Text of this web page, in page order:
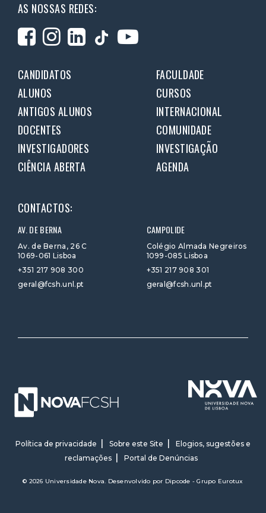
AS NOSSAS REDES:
CANDIDATOS
FACULDADE
ALUNOS
CURSOS
ANTIGOS ALUNOS
INTERNACIONAL
DOCENTES
COMUNIDADE
INVESTIGADORES
INVESTIGAÇÃO
CIÊNCIA ABERTA
AGENDA
CONTACTOS:
AV. DE BERNA
Av. de Berna, 26 C
1069-061 Lisboa
+351 217 908 300
geral@fcsh.unl.pt
CAMPOLIDE
Colégio Almada Negreiros
1099-085 Lisboa
+351 217 908 301
geral@fcsh.unl.pt
Política de privacidade Sobre este Site
Elogios, sugestões e
reclamações
Portal de Denúncias
© 2026 Universidade Nova. Desenvolvido por Dipcode - Grupo Eurotux